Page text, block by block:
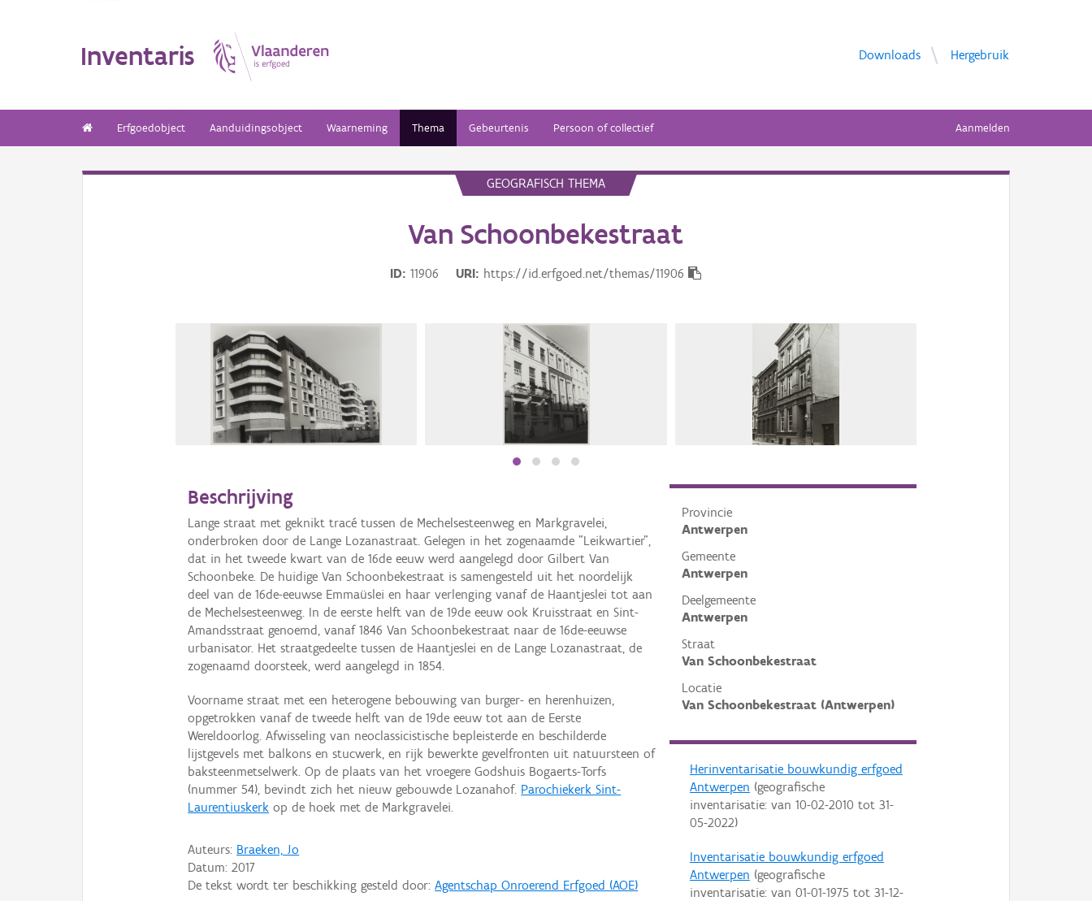
Inventaris Downloads Hergebruik
Erfgoedobject Aanduidingsobject Waarneming Thema Gebeurtenis Persoon of collectief Aanmelden
GEOGRAFISCH THEMA
Van Schoonbekestraat
ID 11906 URI https://id.erfgoed.net/themas/11906
Provincie
Antwerpen
Gemeente
Antwerpen
Deelgemeente
Antwerpen
Straat
Van Schoonbekestraat
Locatie
Van Schoonbekestraat (Antwerpen)
Herinventarisatie bouwkundig erfgoed
Antwerpen (geografische
inventarisatie: van 10-02-2010 tot 31-
05-2022)
Inventarisatie bouwkundig erfgoed
Antwerpen (geografische
inventarisatie: van 01-01-1975 tot 31-12-
Beschrijving
Lange straat met geknikt tracé tussen de Mechelsesteenweg en Markgravelei,
onderbroken door de Lange Lozanastraat. Gelegen in het zogenaamde "Leikwartier",
dat in het tweede kwart van de 16de eeuw werd aangelegd door Gilbert Van
Schoonbeke. De huidige Van Schoonbekestraat is samengesteld uit het noordelijk
deel van de 16de-eeuwse Emmaüslei en haar verlenging vanaf de Haantjeslei tot aan
de Mechelsesteenweg. In de eerste helft van de 19de eeuw ook Kruisstraat en Sint-
Amandsstraat genoemd, vanaf 1846 Van Schoonbekestraat naar de 16de-eeuwse
urbanisator. Het straatgedeelte tussen de Haantjeslei en de Lange Lozanastraat, de
zogenaamd doorsteek, werd aangelegd in 1854.
Voorname straat met een heterogene bebouwing van burger- en herenhuizen,
opgetrokken vanaf de tweede helft van de 19de eeuw tot aan de Eerste
Wereldoorlog. Afwisseling van neoclassicistische bepleisterde en beschilderde
lijstgevels met balkons en stucwerk, en rijk bewerkte gevelfronten uit natuursteen of
baksteenmetselwerk. Op de plaats van het vroegere Godshuis Bogaerts-Torfs
(nummer 54), bevindt zich het nieuw gebouwde Lozanahof. Parochiekerk Sint-
Laurentiuskerk op de hoek met de Markgravelei.
Auteurs: Braeken, Jo
Datum:2017
De tekst wordt ter beschikking gesteld door:Agentschap Onroerend Erfgoed (AOE)